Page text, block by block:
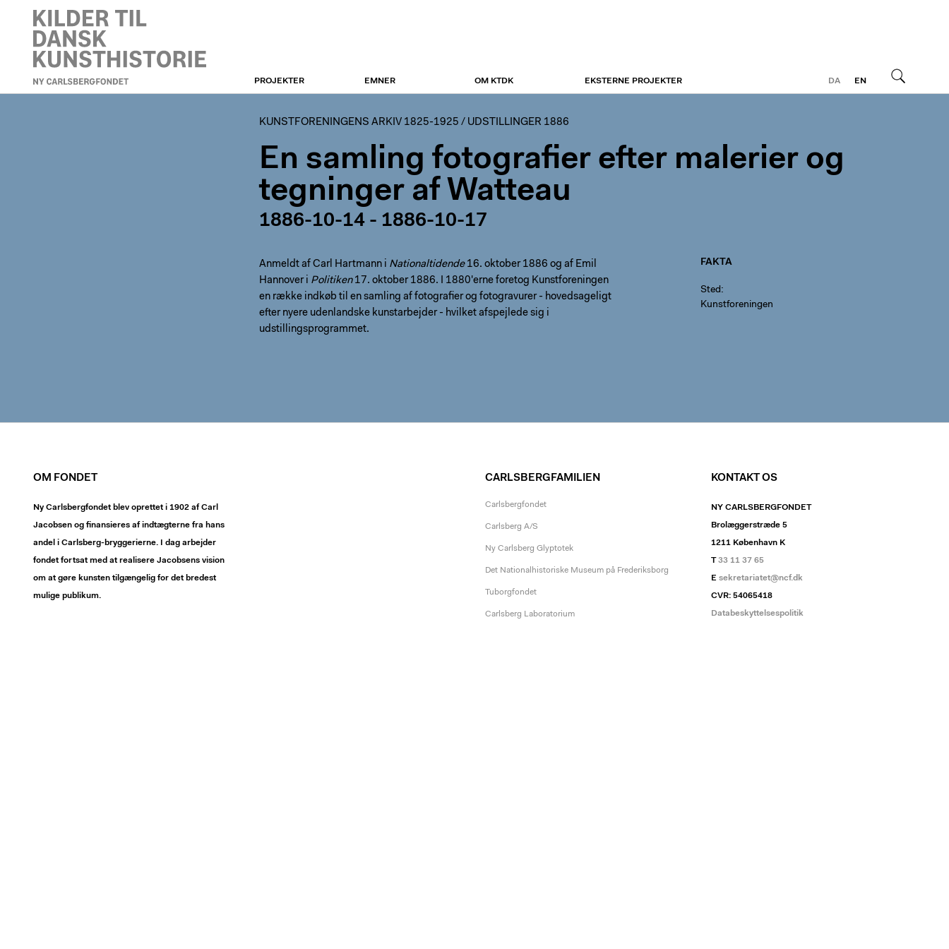
KUNSTFORENINGEN
DA
EN
PROJEKTER EMNER OM KTDK EKSTERNE PROJEKTER
KUNSTFORENINGENS ARKIV 1825-1925 / UDSTILLINGER 1886
En samling fotografier efter malerier og
tegninger af Watteau
1886-10-14 - 1886-10-17
Anmeldt af Carl Hartmann i Nationaltidende16. oktober 1886 og af Emil
Hannover i Politiken17. oktober 1886. I 1880'erne foretog Kunstforeningen
en række indkøb til en samling af fotografier og fotogravurer - hovedsageligt
efter nyere udenlandske kunstarbejder - hvilket afspejlede sig i
udstillingsprogrammet.
FAKTA
Sted
Kunstforeningen
OM FONDET
Ny Carlsbergfondet blev oprettet i 1902 af Carl
Jacobsen og finansieres af indtægterne fra hans
andel i Carlsberg-bryggerierne. I dag arbejder
fondet fortsat med at realisere Jacobsens vision
om at gøre kunsten tilgængelig for det bredest
mulige publikum.
CARLSBERGFAMILIEN
Carlsbergfondet
Carlsberg A/S
Ny Carlsberg Glyptotek
Det Nationalhistoriske Museum på Frederiksborg
Tuborgfondet
Carlsberg Laboratorium
KONTAKT OS
NY CARLSBERGFONDET
Brolæggerstræde 5
1211 København K
T33 11 37 65
E sekretariatet@ncf.dk
CVR: 54065418
Databeskyttelsespolitik